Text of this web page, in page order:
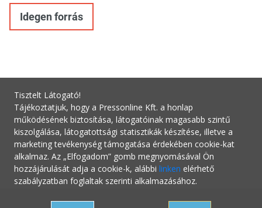
Idegen forrás
Tisztelt Látogató!
Tájékoztatjuk, hogy a Pressonline Kft. a honlap
működésének biztosítása, látogatóinak magasabb szintű
kiszolgálása, látogatottsági statisztikák készítése, illetve a
marketing tevékenység támogatása érdekében cookie-kat
alkalmaz. Az „Elfogadom” gomb megnyomásával Ön
hozzájárulását adja a cookie-k, alábbi linken elérhető
szabályzatban foglaltak szerinti alkalmazásához.